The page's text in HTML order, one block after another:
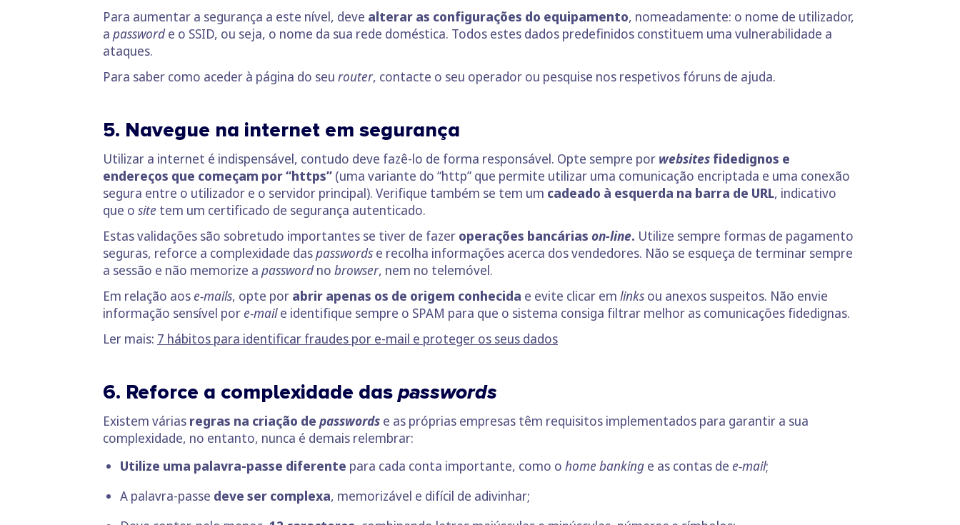
Para aumentar a segurança a este nível, deve alterar as configurações do equipamento, nomeadamente: o nome de utilizador,
a passworde o SSID, ou seja, o nome da sua rede doméstica. Todos estes dados predefinidos constituem uma vulnerabilidade a
ataques.
Para saber como aceder à página do seu router, contacte o seu operador ou pesquise nos respetivos fóruns de ajuda.
5. Navegue na internet em segurança
Utilizar a internet é indispensável, contudo deve fazê-lo de forma responsável. Opte sempre por websites fidedignos e
endereços que começam por “https” (uma variante do “http” que permite utilizar uma comunicação encriptada e uma conexão
segura entre o utilizador e o servidor principal). Verifique também se tem um cadeado à esquerda na barra de URL, indicativo
que o site tem um certificado de segurança autenticado.
Estas validações são sobretudo importantes se tiver de fazer operações bancárias on-line. Utilize sempre formas de pagamento
seguras, reforce a complexidade daspasswords e recolha informações acerca dos vendedores. Não se esqueça de terminar sempre
a sessão e não memorize a passwordno browser, nem no telemóvel.
Em relação aose-mails, opte por abrir apenas os de origem conhecida e evite clicar em links ou anexos suspeitos. Não envie
informação sensível pore-maile identifique sempre o SPAM para que o sistema consiga filtrar melhor as comunicações fidedignas.
Ler mais: 7 hábitos para identificar fraudes por e-mail e proteger os seus dados
6. Reforce a complexidade daspasswords
Existem várias regras na criação de passwords e as próprias empresas têm requisitos implementados para garantir a sua
complexidade, no entanto, nunca é demais relembrar:
Utilize uma palavra-passe diferente para cada conta importante, como o home banking e as contas de e-mail;
A palavra-passe deve ser complexa, memorizável e difícil de adivinhar;